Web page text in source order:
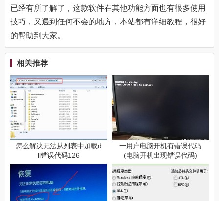
已经有所了解了，这款软件在其他功能方面也有很多使用
技巧，又遇到任何不会的地方，本站都有详细教程，很好
的帮助到大家。
相关推荐
怎么解决无法从列表中加载d
ll错误代码126
一用户电脑开机有错误代码
(电脑开机出现错误代码)